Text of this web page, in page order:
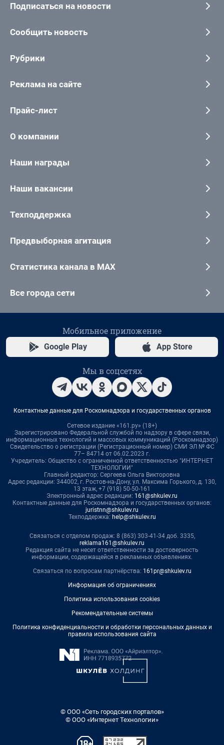
Подписаться на новости
Сообщить новость
Рубрики
Реклама на сайте
Прайс-лист
О компании
Наши награды
Наши вакансии
Техподдержка
Предвыборная агитация
Статистика канала в MAX
Все города сети
Мобильное приложение
Google Play App Store
Мы в соцсетях
Контактные данные для Роскомнадзора и государственных органов
Сетевое издание «161.ру» (18+)
Зарегистрировано Федеральной службой по надзору в сфере связи,
информационных технологий и массовых коммуникаций (Роскомнадзор)
Свидетельство о регистрации (Регистрационный номер) СМИ ЭЛ № ФС
77– 84714 от 06.02.2023 г.
Учредитель: Общество с ограниченной ответственностью "ИНТЕРНЕТ
ТЕХНОЛОГИИ"
Главный редактор: Сергеева Ольга Викторовна
Адрес редакции: 344002, г. Ростов-на-Дону, ул. Максима Горького, д. 130,
13 этаж, +7 (918) 50-50-161
Электронный адрес редакции: 161@shkulev.ru
Контактные данные для Роскомнадзора и государственных органов:
juristnn@shkulev.ru
Техподдержка: help@shkulev.ru
Связаться с отделом продаж: 8 (863) 303-41-34 доб. 3335,
reklama161@shkulev.ru
Редакция сайта не несет ответственности за достоверность
информации, содержащейся в рекламных объявлениях.
Связаться по вопросам партнёрства: 161pr@shkulev.ru
Информация об ограничениях
Политика использования cookies
Рекомендательные системы
Политика конфиденциальности и обработки персональных данных и
правила использования сайта
© ООО «Сеть городских порталов»
© ООО «Интернет Технологии»